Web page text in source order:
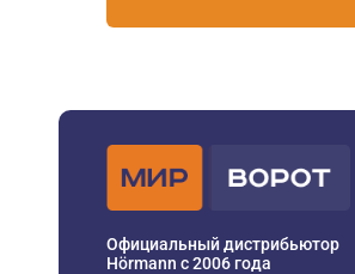
Официальный дистрибьютор
Hörmann с 2006 года